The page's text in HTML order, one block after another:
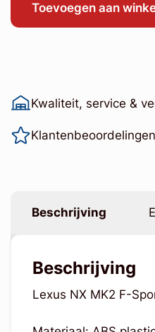
Toevoegen aan
Kwaliteit, service &
Beschrijving
Beschrijving
Lexus NX MK2 F-